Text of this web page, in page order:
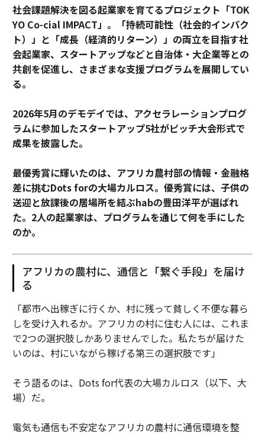
を満たせると思い、写真集として出版することを決めま
した。
写真集においては、秩序ある夜という意である「Night
Order」というコンセプトの元に、より警鐘的意味合
い・客観的描写的意味合いの強い報道写真作品と、より
作品を融合させて制作します。歴史的な瞬間である今を
捉えながら、その中で忘れてはいけない楽しさや温かさ
が共存する、ずっと残る1冊に仕上げたいと思っていま
プロダクトとしての完成度を決める写真集のアートディ
レクション・デザインには、同志であり、気鋭のアート
ディレクター・グラフィックデザイナーであるカトレヤ
トウキョウの塩内浩二が担当。
ーンのアートディレクションを務めるなど、アートとフ
ァッションの境界を行き来しながら、今までなかったも
のを生み出すことを得意としています。私が尊敬し、信
頼する彼の力を借りて、プロダクトとしての完成度を追
求していこうと思っています。
い
しかしながら、果たして、この光景を写真に収め、写真
社会課題解決を図る起業家を育てるプロジェクト「TOK
YO Co-cial IMPACT」。
「持続可能性（社会的インパク
ト）」と「成長（経済的リターン）」の両立を目指す社
会起業家、スタートアップなどと自治体・大企業等との
共創を促進し、さまざまな支援プログラムを展開してい
る。
2026年5月のデモデイでは、アクセラレーションプログ
ラムに参加したスタートアップ5社がピッチ大会形式で
成果を披露した。
最優秀賞に輝いたのは、アフリカ農村部の情報・金融格
差に挑むDots forの大場カルロス。優秀賞には、子供の
送迎と放課後の居場所を結ぶhabの豊田洋平が選ばれ
た。2人の起業家は、プログラムを通じて何を手にした
のか。
アフリカの農村に、通信と「繋ぐ手段」を届け
る
「都市へ出稼ぎに行くか、村に残って貧しく不便な暮ら
しを受け入れるか。アフリカの村に住む人には、これま
で2つの選択肢しかありませんでした。私たちが届けた
いのは、村にいながら稼げる第三の選択肢です」
そう語るのは、Dots for代表の大場カルロス（以下、大
場）だ。
電気も通信も不安定なアフリカの農村に通信環境を整